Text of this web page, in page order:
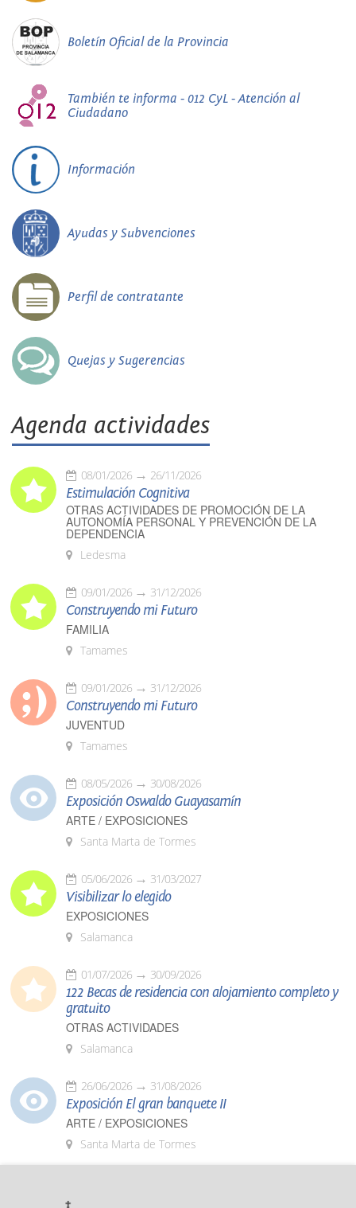
Boletín Oficial de la Provincia
También te informa - 012 CyL - Atención al
Ciudadano
Información
Ayudas y Subvenciones
Perfil de contratante
Quejas y Sugerencias
Agenda actividades
08/01/2026 26/11/2026
Estimulación Cognitiva
OTRAS ACTIVIDADES DE PROMOCIÓN DE LA
AUTONOMÍA PERSONAL Y PREVENCIÓN DE LA
DEPENDENCIA
Ledesma
09/01/2026 31/12/2026
Construyendo mi Futuro
FAMILIA
Tamames
09/01/2026 31/12/2026
Construyendo mi Futuro
JUVENTUD
Tamames
08/05/2026 30/08/2026
Exposición Oswaldo Guayasamín
ARTE / EXPOSICIONES
Santa Marta de Tormes
05/06/2026 31/03/2027
Visibilizar lo elegido
EXPOSICIONES
Salamanca
01/07/2026 30/09/2026
122 Becas de residencia con alojamiento completo y
gratuito
OTRAS ACTIVIDADES
Salamanca
26/06/2026 31/08/2026
Exposición El gran banquete II
ARTE / EXPOSICIONES
Santa Marta de Tormes